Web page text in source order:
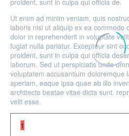
Ut enim ad minim veniam, quis
laboris nisi ut aliquip ex ea commodo
dolor in reprehenderit in voluptate
fugiat nulla pariatur. Excepteur sint
proident, sunt in culpa qui officia
laborum. Sed ut perspiciatis unde
voluptatem accusantium doloremque
aperiam, eaque ipsa quae ab illo
architecto beatae vitae dicta sunt.
velit esse.
1